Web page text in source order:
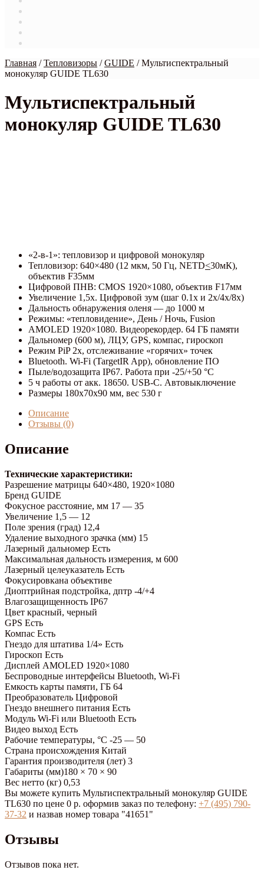
Главная /Тепловизоры /GUIDE /Мультиспектральный
монокуляр GUIDE TL630
Мультиспектральный
монокуляр GUIDE TL630
«2-в-1»: тепловизор и цифровой монокуляр
Тепловизор: 640×480 (12 мкм, 50 Гц, NETD<30мК),
объектив F35мм
Цифровой ПНВ: CMOS 1920×1080, объектив F17мм
Увеличение 1,5x. Цифровой зум (шаг 0.1x и 2x/4x/8x)
Дальность обнаружения оленя — до 1000 м
Режимы: «тепловидение», День / Ночь, Fusion
AMOLED 1920×1080. Видеорекордер. 64 ГБ памяти
Дальномер (600 м), ЛЦУ, GPS, компас, гироскоп
Режим PiP 2x, отслеживание «горячих» точек
Bluetooth. Wi-Fi (TargetIR App), обновление ПО
Пыле/водозащита IP67. Работа при -25/+50 °C
5 ч работы от акк. 18650. USB-C. Автовыключение
Размеры 180x70x90 мм, вес 530 г
Описание
Отзывы (0)
Описание
Технические характеристики:
Разрешение матрицы 640×480, 1920×1080
Бренд GUIDE
Фокусное расстояние, мм 17 — 35
Увеличение 1,5 — 12
Поле зрения (град) 12,4
Удаление выходного зрачка (мм) 15
Лазерный дальномер Есть
Максимальная дальность измерения, м 600
Лазерный целеуказатель Есть
Фокусировкана объективе
Диоптрийная подстройка, дптр -4/+4
Влагозащищенность IP67
Цвет красный, черный
GPS Есть
Компас Есть
Гнездо для штатива 1/4» Есть
Гироскоп Есть
Дисплей AMOLED 1920×1080
Беспроводные интерфейсы Bluetooth, Wi-Fi
Емкость карты памяти, ГБ 64
Преобразователь Цифровой
Гнездо внешнего питания Есть
Модуль Wi-Fi или Bluetooth Есть
Видео выход Есть
Рабочие температуры, °С -25 — 50
Страна происхождения Китай
Гарантия производителя (лет) 3
Габариты (мм)180 × 70 × 90
Вес нетто (кг) 0,53
Вы можете купить Мультиспектральный монокуляр GUIDE
TL630 по цене 0 р. оформив заказ по телефону: +7 (495) 790-
37-32 и назвав номер товара "41651"
Отзывы
Отзывов пока нет.